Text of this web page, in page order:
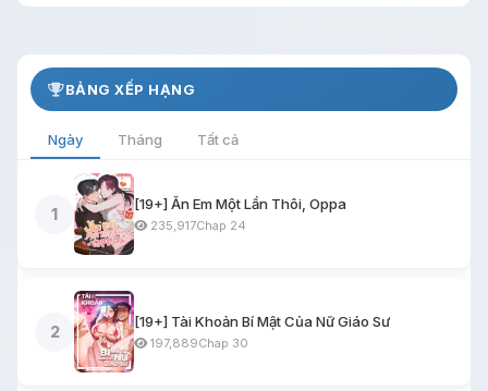
BẢNG XẾP HẠNG
Ngày Tháng Tất cả
1
[19+] Ăn Em Một Lần Thôi, Oppa
235,917Chap 24
2
[19+] Tài Khoản Bí Mật Của Nữ Giáo Sư
197,889Chap 30